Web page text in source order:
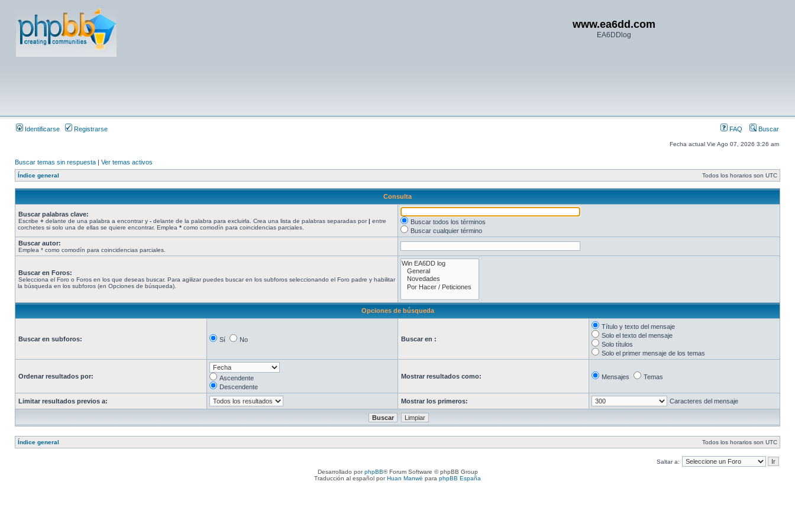
www.ea6dd.com
EA6DDlog
Identificarse Registrarse FAQ Buscar
Fecha actual Vie Ago 07, 2026 3:26 am
Buscar temas sin respuesta | Ver temas activos
Índice general Todos los horarios son UTC
Consulta
Buscar palabras clave:
Escribe + delante de una palabra a encontrar y - delante de la palabra para excluirla. Crea una lista de palabras separadas por| entre
corchetes si solo una de ellas se quiere encontrar. Emplea * como comodín para coincidencias parciales.
Buscar todos los términos
Buscar cualquier término
Buscar autor:
Emplea * como comodín para coincidencias parciales.
Buscar en Foros:
Selecciona el Foro o Foros en los que deseas buscar. Para agilizar puedes buscar en los subforos seleccionando el Foro padre y habilitar
la búsqueda en los subforos (en Opciones de búsqueda).
Opciones de búsqueda
Buscar en subforos: Sí No Buscar en :
Título y texto del mensaje
Solo el texto del mensaje
Solo títulos
Solo el primer mensaje de los temas
Ordenar resultados por:
Ascendente
Descendente
Mostrar resultados como: Mensajes Temas
Limitar resultados previos a: Mostrar los primeros: Caracteres del mensaje
Índice general Todos los horarios son UTC
Saltar a:
Desarrollado porphpBB® Forum Software © phpBB Group
Traducción al español porHuan Manwë para phpBB España